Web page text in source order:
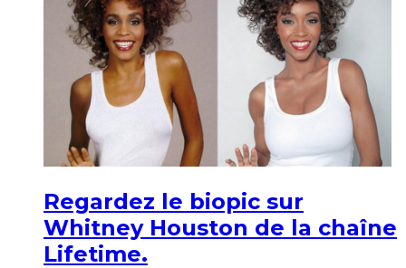
Regardez le biopic sur
Whitney Houston de la chaîne
Lifetime.